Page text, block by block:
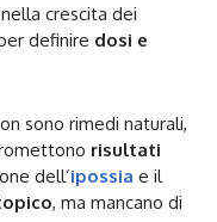
crescita dei
definire dosi e
sono rimedi naturali,
risultati
dell’ipossia e il
, ma mancano di